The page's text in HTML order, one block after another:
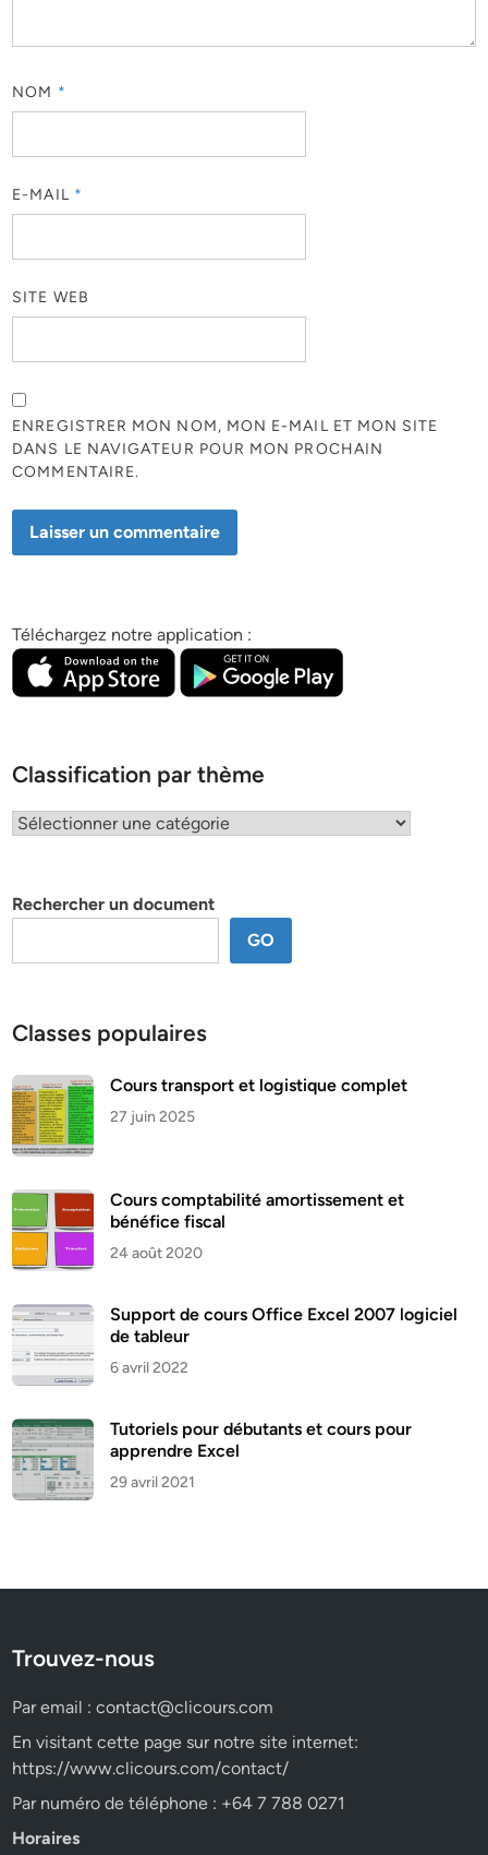
NOM *
E-MAIL *
SITE WEB
ENREGISTRER MON NOM, MON E-MAIL ET MON SITE
DANS LE NAVIGATEUR POUR MON PROCHAIN
COMMENTAIRE.
Téléchargez notre application :
Classification par thème
Classification
Rechercher un document
GO
Classes populaires
Cours transport et logistique complet
27 juin 2025
Cours comptabilité amortissement et
bénéfice fiscal
24 août 2020
Support de cours Office Excel 2007 logiciel
de tableur
6 avril 2022
Tutoriels pour débutants et cours pour
apprendre Excel
29 avril 2021
Trouvez-nous
Par email :contact@clicours.com
En visitant cette page sur notre site internet:
https://www.clicours.com/contact/
Par numéro de téléphone : +64 7 788 0271
Horaires